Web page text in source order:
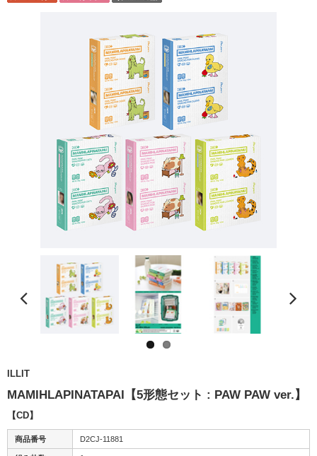
ILLIT
MAMIHLAPINATAPAI【5形態セット : PAW PAW ver.】
【CD】
商品番号 D2CJ-11881